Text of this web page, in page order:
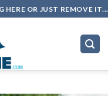
HERE OR JUST REMOVE IT...